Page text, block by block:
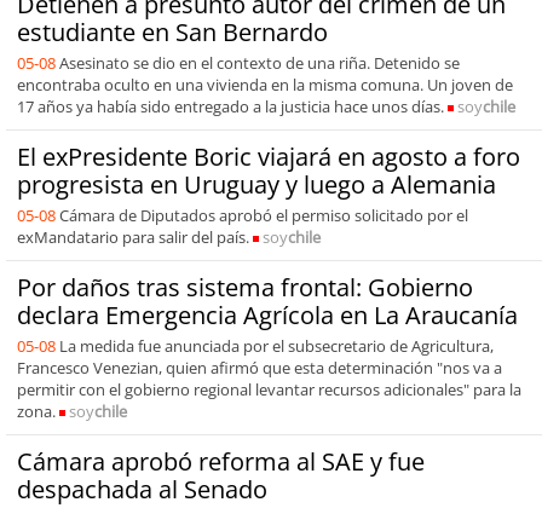
estudiante en San Bernardo
05-08Asesinato se dio en el contexto de una riña. Detenido se
encontraba oculto en una vivienda en la misma comuna. Un joven de
17 años ya había sido entregado a la justicia hace unos días.
soychile
El exPresidente Boric viajará en agosto a foro
progresista en Uruguay y luego a Alemania
05-08Cámara de Diputados aprobó el permiso solicitado por el
exMandatario para salir del país.
soychile
Por daños tras sistema frontal: Gobierno
declara Emergencia Agrícola en La Araucanía
05-08 La medida fue anunciada por el subsecretario de Agricultura,
Francesco Venezian, quien afirmó que esta determinación "nos va a
permitir con el gobierno regional levantar recursos adicionales" para la
zona.
soychile
Cámara aprobó reforma al SAE y fue
despachada al Senado